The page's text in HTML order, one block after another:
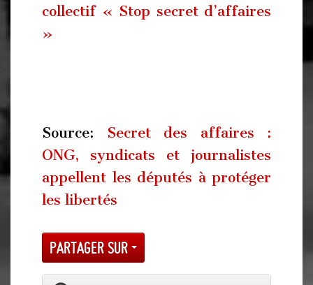
collectif « Stop secret d’affaires
»
Source:
Secret des affaires :
ONG, syndicats et journalistes
appellent les députés à protéger
les libertés
Partager sur